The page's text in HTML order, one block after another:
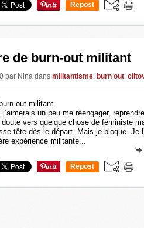
Repost
de burn-out militant
par Nina dans militantisme, burn out,
un peu me réengager,
vers quelque chose de féministe
tête dès le départ. Mais je bloque. Je
expérience militante...
Repost